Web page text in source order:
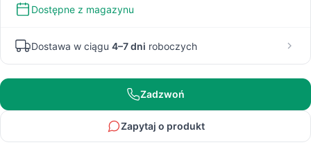
Dostępne z magazynu
Dostawa w ciągu 4–7 dni roboczych
Zadzwoń
Zapytaj o produkt